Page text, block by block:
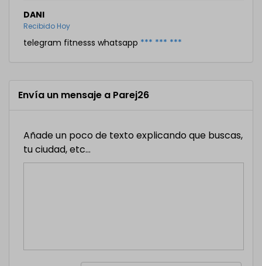
DANI
Recibido Hoy
telegram fitnesss whatsapp *** *** ***
Envía un mensaje a Parej26
Añade un poco de texto explicando que buscas,
tu ciudad, etc...